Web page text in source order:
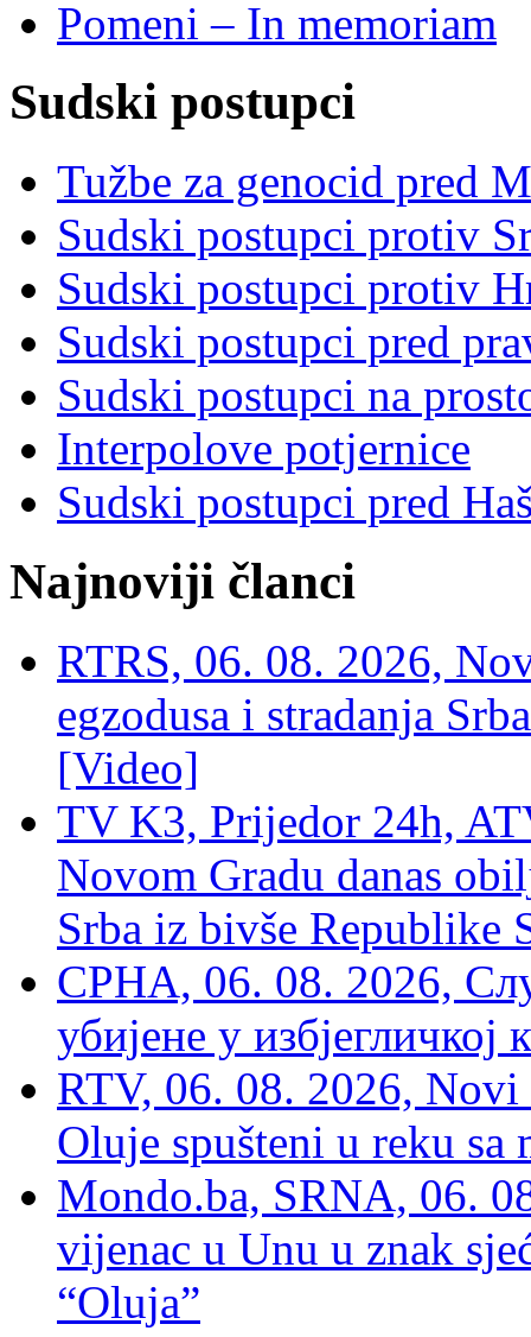
Pomeni – In memoriam
Sudski postupci
Tužbe za genocid pred
Sudski postupci protiv
Sudski postupci protiv
Sudski postupci pred
Sudski postupci na
Interpolove potjernice
Sudski postupci pred
Najnoviji članci
RTRS, 06. 08. 2026,
egzodusa i stradanja
[Video]
TV K3, Prijedor 24h,
Novom Gradu danas
Srba iz bivše Republike
СРНА, 06. 08. 2026,
убијене у избјегличкој
RTV, 06. 08. 2026, Novi
Oluje spušteni u reku sa
Mondo.ba, SRNA, 06.
vijenac u Unu u znak
“Oluja”